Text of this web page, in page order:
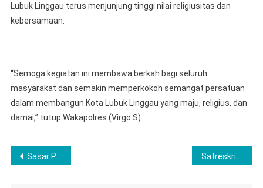
Lubuk Linggau terus menjunjung tinggi nilai religiusitas dan
kebersamaan.
“Semoga kegiatan ini membawa berkah bagi seluruh
masyarakat dan semakin memperkokoh semangat persatuan
dalam membangun Kota Lubuk Linggau yang maju, religius, dan
damai,” tutup Wakapolres.(Virgo S)
Post
navigation
Sasar Penjual Lampaui HET, BAPANAS Bentuk Satgas Pengendalian Harga Beras dengan melibatkan Satgas Pangan Prov. Gorontalo Satreskrim Polres Lubuklinggau Tangkap Warga Musi Rawas Perkara Tindak Pidana Pasal 363